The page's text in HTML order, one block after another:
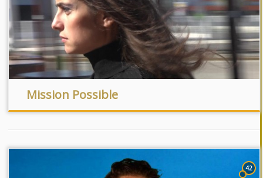
Mission Possible
42